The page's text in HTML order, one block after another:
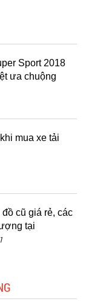
Sport 2018
ưa chuộng
mua xe tải
cũ giá rẻ, các
tại